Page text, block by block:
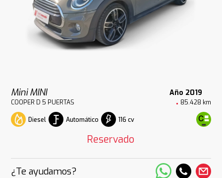
Mini MINI Año 2019
COOPER D 5 PUERTAS 85.428 km
Diesel Automático 116 cv
Reservado
¿Te ayudamos?